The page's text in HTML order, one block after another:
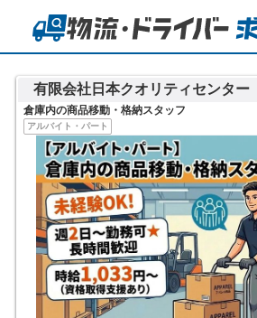
有限会社日本クオリティセンタ
倉庫内の商品移動・格納スタッフ
アルバイト・パート